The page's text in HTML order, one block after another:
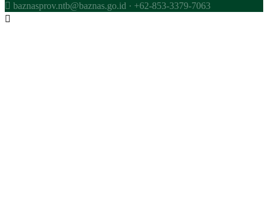
baznasprov.ntb@baznas.go.id · +62-853-3379-7063